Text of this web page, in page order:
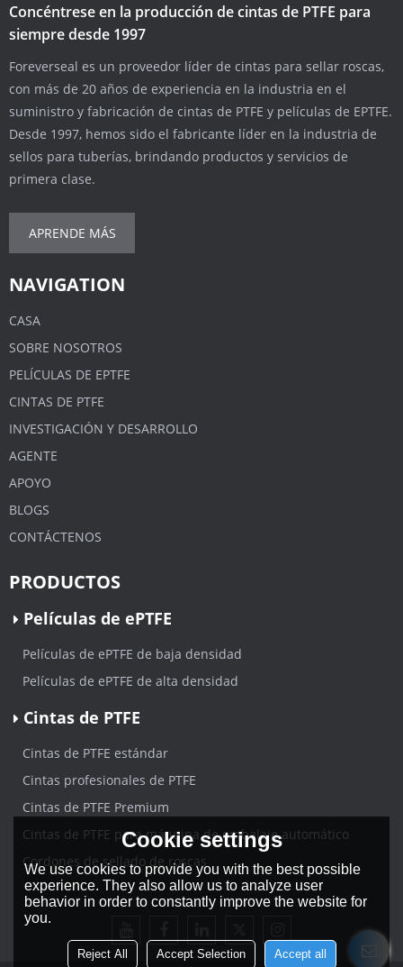
Concéntrese en la producción de cintas de PTFE para
siempre desde 1997
Foreverseal es un proveedor líder de cintas para sellar roscas,
con más de 20 años de experiencia en la industria en el
suministro y fabricación de cintas de PTFE y películas de EPTFE.
Desde 1997, hemos sido el fabricante líder en la industria de
sellos para tuberías, brindando productos y servicios de
primera clase.
APRENDE MÁS
NAVIGATION
CASA
SOBRE NOSOTROS
PELÍCULAS DE EPTFE
CINTAS DE PTFE
INVESTIGACIÓN Y DESARROLLO
AGENTE
APOYO
BLOGS
CONTÁCTENOS
PRODUCTOS
Películas de ePTFE
Películas de ePTFE de baja densidad
Películas de ePTFE de alta densidad
Cintas de PTFE
Cintas de PTFE estándar
Cintas profesionales de PTFE
Cintas de PTFE Premium
Cintas de PTFE para máquina de embalaje automático
Cordones de sellado de roscas
Cookie settings
We use cookies to provide you with the best possible
experience. They also allow us to analyze user
behavior in order to constantly improve the website for
you.
Reject All Accept Selection Accept all